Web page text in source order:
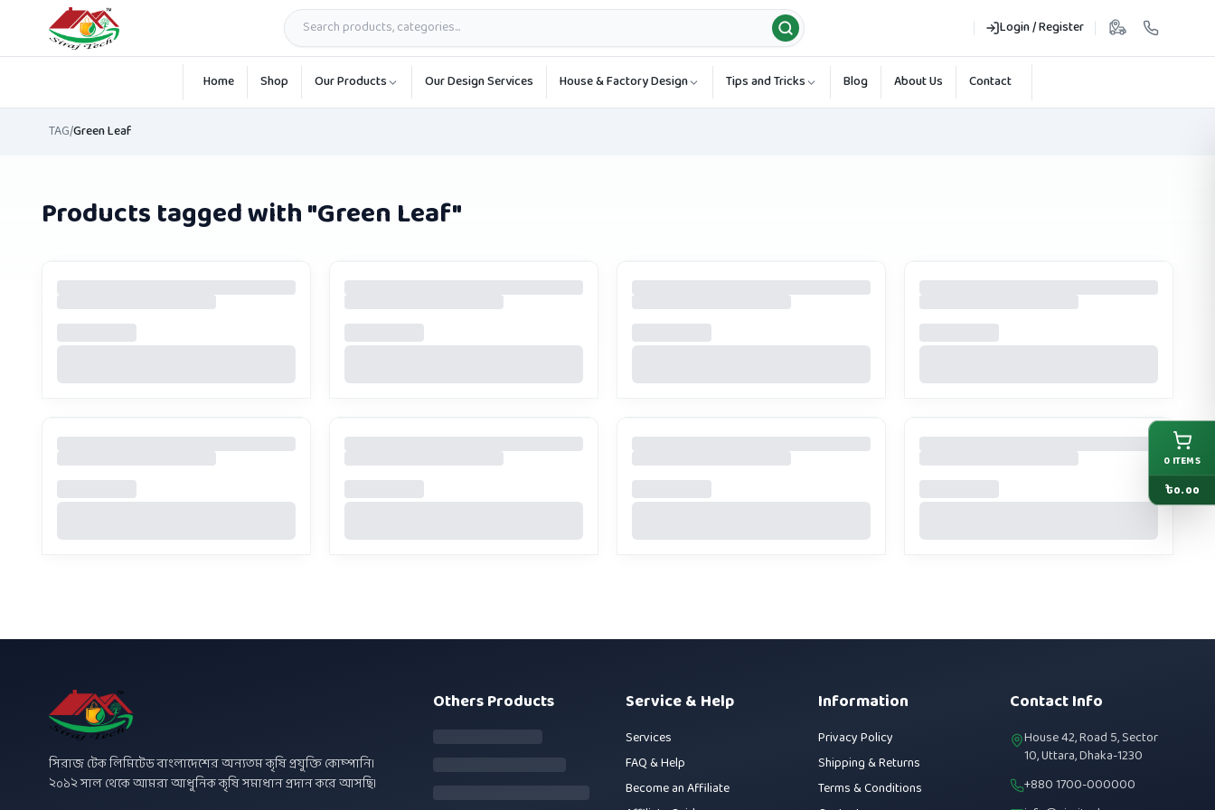
Login / Register
Skip to main content
Home Shop Our Products Our Design Services House & Factory Design Tips and Tricks Blog About Us Contact
TAG/Green Leaf
Products tagged with "Green Leaf"
সিরাজ টেক লিমিটেড বাংলাদেশের অন্যতম কৃষি প্রযুক্তি কোম্পানি।
২০১২ সাল থেকে আমরা আধুনিক কৃষি সমাধান প্রদান করে আসছি।
Others Products Service & Help
Services
FAQ & Help
Become an Affiliate
Information
Privacy Policy
Shipping & Returns
Terms & Conditions
Contact Info
House 42, Road 5, Sector
10, Uttara, Dhaka-1230
+880 1700-000000
0 ITEMS
৳0.00